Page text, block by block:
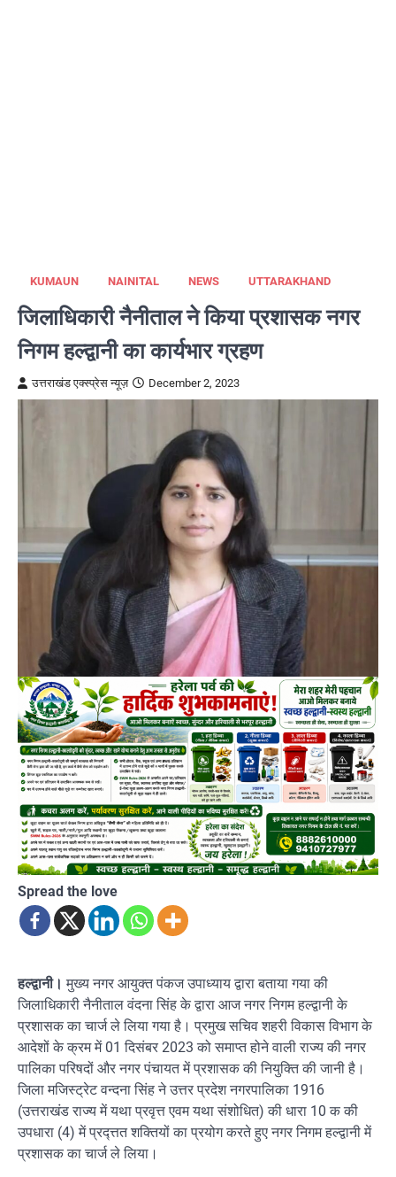
KUMAUN NAINITAL NEWS UTTARAKHAND
जिलाधिकारी नैनीताल ने किया प्रशासक नगर
निगम हल्द्वानी का कार्यभार ग्रहण
उत्तराखंड एक्स्प्रेस न्यूज़ December 2, 2023
Spread the love
हल्द्वानी। मुख्य नगर आयुक्त पंकज उपाध्याय द्वारा बताया गया की
जिलाधिकारी नैनीताल वंदना सिंह के द्वारा आज नगर निगम हल्द्वानी के
प्रशासक का चार्ज ले लिया गया है। प्रमुख सचिव शहरी विकास विभाग के
आदेशों के क्रम में 01 दिसंबर 2023 को समाप्त होने वाली राज्य की नगर
पालिका परिषदों और नगर पंचायत में प्रशासक की नियुक्ति की जानी है।
जिला मजिस्ट्रेट वन्दना सिंह ने उत्तर प्रदेश नगरपालिका 1916
(उत्तराखंड राज्य में यथा प्रवृत्त एवम यथा संशोधित) की धारा 10 क की
उपधारा (4) में प्रद्त्तत शक्तियों का प्रयोग करते हुए नगर निगम हल्द्वानी में
प्रशासक का चार्ज ले लिया।